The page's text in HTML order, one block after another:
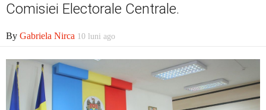
Politică
Externe
Comisiei Electorale Centrale.
By Gabriela Nirca 10 luni ago